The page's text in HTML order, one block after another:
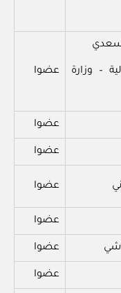
– وزارة
عضوا
عضوا
عضوا
عضوا
عضوا
عضوا
عضوا